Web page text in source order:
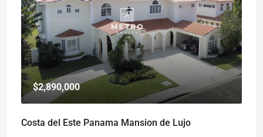
$2,890,000
Costa del Este Panama Mansion de Lujo